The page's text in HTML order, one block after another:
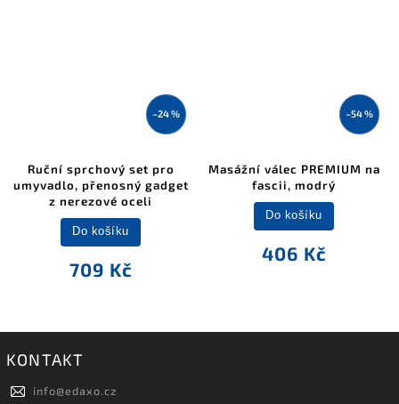
–24 %
Ruční sprchový set pro
umyvadlo, přenosný gadget
z nerezové oceli
709 Kč
Do košíku
–54 %
Masážní válec PREMIUM na
fascii, modrý
406 Kč
Do košíku
KONTAKT
info@edaxo.cz